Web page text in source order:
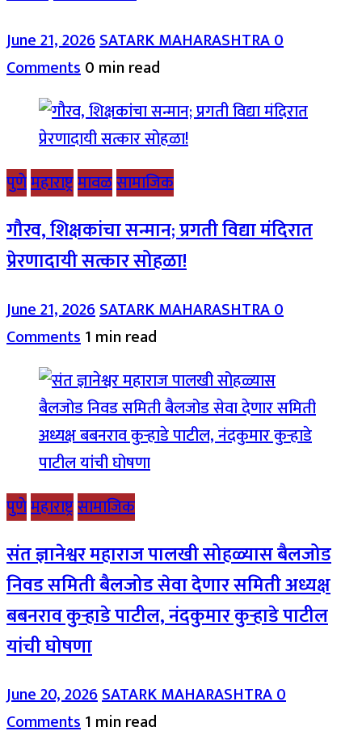
June 21, 2026SATARK MAHARASHTRA0
Comments0 min read
पुणेमहाराष्ट्रमावळसामाजिक
गौरव, शिक्षकांचा सन्मान; प्रगती विद्या मंदिरात
प्रेरणादायी सत्कार सोहळा!
June 21, 2026SATARK MAHARASHTRA0
Comments1 min read
पुणेमहाराष्ट्रसामाजिक
संत ज्ञानेश्वर महाराज पालखी सोहळ्यास बैलजोड
निवड समिती बैलजोड सेवा देणार समिती अध्यक्ष
बबनराव कुऱ्हाडे पाटील, नंदकुमार कुऱ्हाडे पाटील
यांची घोषणा
June 20, 2026SATARK MAHARASHTRA0
Comments1 min read